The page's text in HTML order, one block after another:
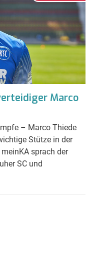
Marco
– Marco Thiede
Stütze in der
sprach der
SC und